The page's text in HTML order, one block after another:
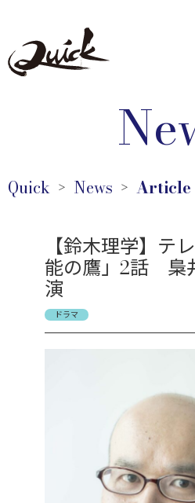
Quick ＞ News ＞ Article
【鈴木理学】テ
能の鷹」2話
演
ドラマ